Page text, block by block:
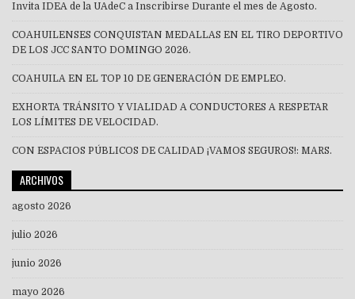
Invita IDEA de la UAdeC a Inscribirse Durante el mes de Agosto.
COAHUILENSES CONQUISTAN MEDALLAS EN EL TIRO DEPORTIVO
DE LOS JCC SANTO DOMINGO 2026.
COAHUILA EN EL TOP 10 DE GENERACIÓN DE EMPLEO.
EXHORTA TRÁNSITO Y VIALIDAD A CONDUCTORES A RESPETAR
LOS LÍMITES DE VELOCIDAD.
CON ESPACIOS PÚBLICOS DE CALIDAD ¡VAMOS SEGUROS!: MARS.
ARCHIVOS
agosto 2026
julio 2026
junio 2026
mayo 2026